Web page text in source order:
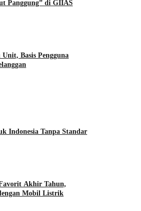
Panggung” di GIIAS
Basis Pengguna
Indonesia Tanpa Standar
Akhir Tahun,
Mobil Listrik